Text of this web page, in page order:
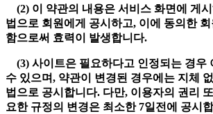
(2) 이 약관의 내용은 서비스 화면에 게
법으로 회원에게 공시하고, 이에 동의한
함으로써 효력이 발생합니다.
(3) 사이트은 필요하다고 인정되는 경우
수 있으며, 약관이 변경된 경우에는 지체
법으로 공시합니다. 다만, 이용자의 권리
요한 규정의 변경은 최소한 7일전에 공시